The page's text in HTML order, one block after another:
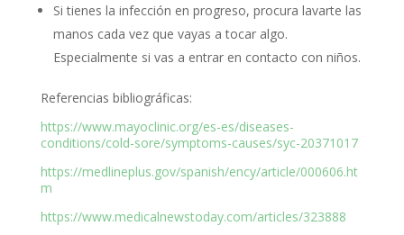
Si tienes la infección en progreso, procura lavarte las
manos cada vez que vayas a tocar algo.
Especialmente si vas a entrar en contacto con niños.
Referencias bibliográficas:
https://www.mayoclinic.org/es-es/diseases-
conditions/cold-sore/symptoms-causes/syc-20371017
https://medlineplus.gov/spanish/ency/article/000606.ht
m
https://www.medicalnewstoday.com/articles/323888